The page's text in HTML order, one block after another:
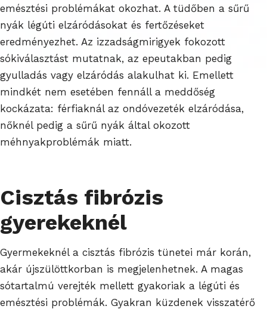
emésztési problémákat okozhat. A tüdőben a sűrű
nyák légúti elzáródásokat és fertőzéseket
eredményezhet. Az izzadságmirigyek fokozott
sókiválasztást mutatnak, az epeutakban pedig
gyulladás vagy elzáródás alakulhat ki. Emellett
mindkét nem esetében fennáll a meddőség
kockázata: férfiaknál az ondóvezeték elzáródása,
nőknél pedig a sűrű nyák által okozott
méhnyakproblémák miatt.
Cisztás fibrózis
gyerekeknél
Gyermekeknél a cisztás fibrózis tünetei már korán,
akár újszülöttkorban is megjelenhetnek. A magas
sótartalmú verejték mellett gyakoriak a légúti és
emésztési problémák. Gyakran küzdenek visszatérő